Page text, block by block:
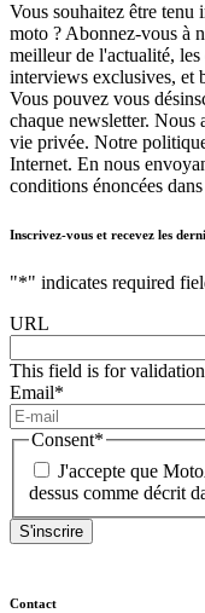
Vous souhaitez être tenu
moto ? Abonnez-vous à
meilleur de l'actualité, les
interviews exclusives, et
Vous pouvez vous
chaque newsletter. Nous
vie privée. Notre
Internet. En nous
conditions énoncées
Inscrivez-vous et recevez les
"*" indicates required
URL
This field is for
Email*
Consent*
J'accepte que
dessus comme décrit
Contact